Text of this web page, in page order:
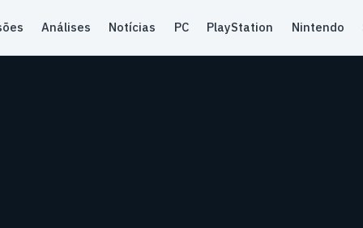
Análises Notícias PC PlayStation Nintendo